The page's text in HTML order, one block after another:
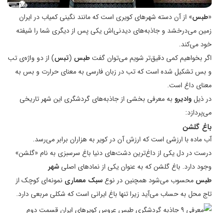
«طبس» از آن دسته شهرهای کویری است که مانند نگینی کمیاب در ایران
زمین می‌درخشد و جاذبه‌های دیدنی‌اش یکی پس از دیگری شما را شیفته
خود می‌کند.
اگر بخواهیم کمی دقیق‌تر شویم می‌توان گفتطبس (تبس) از دو واژه‌ی تب
و بس تشکیل شده است که تب در زبان فارسی به معنای حرارت و بس به
معنای داغ است.
در ذیلوادیرو به معرفی بخشی از جاذبه‌های گردشگری این شهر تاریخی
می‌پردازد:
باغ گلشن
آب ماده با ارزشی است که ارزش آن در کویر به هزاران برابر می‌رسد.
درست در دل یکی از داغ‌ترین دشت‌‌های دنیا باغ سرسبزی به نام «گلشن»
وجود دارد. باغ گلشن که به عنوان یکی از نمادهای اصلیشهر
طبس محسوب می‌شود همچنین در نوعسبک معماری نمونه‌ای کوچک از
تاج محل به حساب می‌آید زیرا تنها باغ ایرانی‌ است که شکلی مربعی دارد.